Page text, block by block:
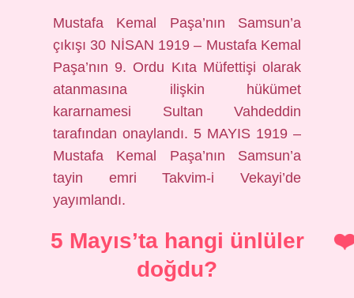
Mustafa Kemal Paşa’nın Samsun’a
çıkışı 30 NİSAN 1919 – Mustafa Kemal
Paşa’nın 9. Ordu Kıta Müfettişi olarak
atanmasına ilişkin hükümet
kararnamesi Sultan Vahdeddin
tarafından onaylandı. 5 MAYIS 1919 –
Mustafa Kemal Paşa’nın Samsun’a
tayin emri Takvim-i Vekayi’de
yayımlandı.
5 Mayıs’ta hangi ünlüler
doğdu?